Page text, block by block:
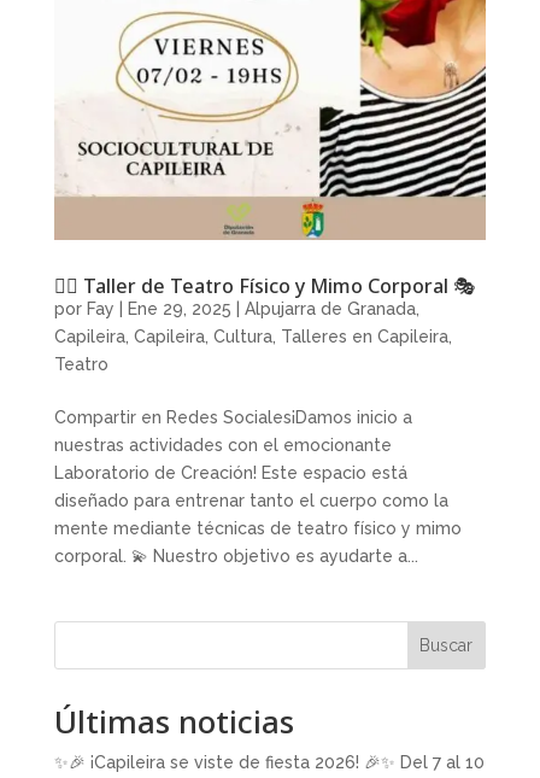
🤸‍♀️ Taller de Teatro Físico y Mimo Corporal 🎭
por Fay Ene 29, 2025 Alpujarra de Granada,
Capileira, Capileira, Cultura, Talleres en Capileira,
Teatro
Compartir en Redes Sociales¡Damos inicio a
nuestras actividades con el emocionante
Laboratorio de Creación! Este espacio está
diseñado para entrenar tanto el cuerpo como la
mente mediante técnicas de teatro físico y mimo
corporal. 💫 Nuestro objetivo es ayudarte a...
Buscar
Últimas noticias
✨🎉 ¡Capileira se viste de fiesta 2026! 🎉✨ Del 7 al 10